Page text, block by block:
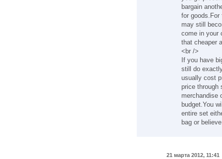
bargain
for goods.For
may still
come in your
that cheaper
<br />
If you have
still do
usually cost
price through
merchandise
budget.You
entire set
bag or
21 марта 2012, 11:41